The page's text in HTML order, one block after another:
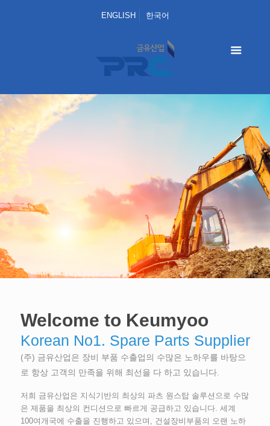
ENGLISH 한국어
Welcome to Keumyoo
Korean No1. Spare Parts Supplier
(주) 금유산업은 장비 부품 수출업의 수많은 노하우를 바탕으
로 항상 고객의 만족을 위해 최선을 다 하고 있습니다.
저희 금유산업은 지식기반의 최상의 파츠 원스탑 솔루션으로 수많
은 제품을 최상의 컨디션으로 빠르게 공급하고 있습니다. 세계
100여개국에 수출을 진행하고 있으며, 건설장비부품의 오랜 노하